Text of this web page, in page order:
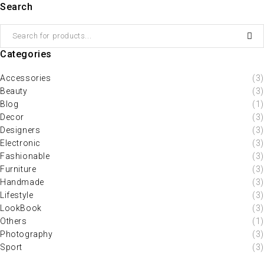
Search
Categories
Accessories
(3)
Beauty
(3)
Blog
(1)
Decor
(3)
Designers
(3)
Electronic
(3)
Fashionable
(3)
Furniture
(3)
Handmade
(3)
Lifestyle
(3)
LookBook
(3)
Others
(1)
Photography
(3)
Sport
(3)